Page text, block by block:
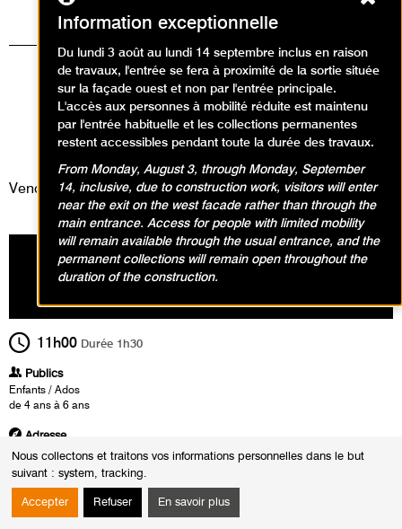
Nous collectons et traitons vos informations personnelles dans le but
suivant : system, tracking.
Accepter Refuser En savoir plus
s'animent | 4-6 ans |
Collections
permanentes
Visites, Animations / Visite
animation
Vendredi 30 août 2024
11h00 Durée 1h30
Publics
Enfants / Ados
de 4 ans à 6 ans
Adresse
Rendez-vous 15 minutes avant le début de l'atelier au Point informations situé
dans le hall d'accueil du musée.
*Activité réservée aux enfants uniquement.
Information exceptionnelle
Du lundi 3 août au lundi 14 septembre inclus en raison
de travaux, l'entrée se fera à proximité de la sortie située
sur la façade ouest et non par l'entrée principale.
L'accès aux personnes à mobilité réduite est maintenu
par l'entrée habituelle et les collections permanentes
restent accessibles pendant toute la durée des travaux.
From Monday, August 3, through Monday, September
14, inclusive, due to construction work, visitors will enter
near the exit on the west facade rather than through the
main entrance. Access for people with limited mobility
will remain available through the usual entrance, and the
permanent collections will remain open throughout the
duration of the construction.